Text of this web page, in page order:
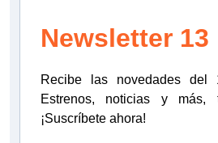
Newsletter 13
Recibe las novedades del
Estrenos, noticias y más,
¡Suscríbete ahora!